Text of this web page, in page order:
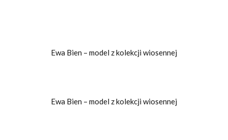
Ewa Bien – model z kolekcji wiosennej
Ewa Bien – model z kolekcji wiosennej